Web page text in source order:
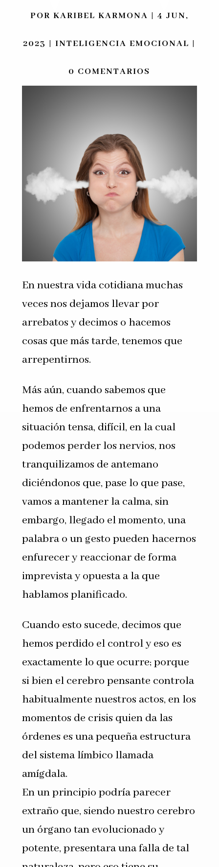
POR KARIBEL KARMONA | 4 JUN,
2023 |INTELIGENCIA EMOCIONAL |
0 COMENTARIOS
En nuestra vida cotidiana muchas
veces nos dejamos llevar por
arrebatos y decimos o hacemos
cosas que más tarde, tenemos que
arrepentirnos.
Más aún, cuando sabemos que
hemos de enfrentarnos a una
situación tensa, difícil, en la cual
podemos perder los nervios, nos
tranquilizamos de antemano
diciéndonos que, pase lo que pase,
vamos a mantener la calma, sin
embargo, llegado el momento, una
palabra o un gesto pueden hacernos
enfurecer y reaccionar de forma
imprevista y opuesta a la que
hablamos planificado.
Cuando esto sucede, decimos que
hemos perdido el control y eso es
exactamente lo que ocurre; porque
si bien el cerebro pensante controla
habitualmente nuestros actos, en los
momentos de crisis quien da las
órdenes es una pequeña estructura
del sistema límbico llamada
amígdala.
En un principio podría parecer
extraño que, siendo nuestro cerebro
un órgano tan evolucionado y
potente, presentara una falla de tal